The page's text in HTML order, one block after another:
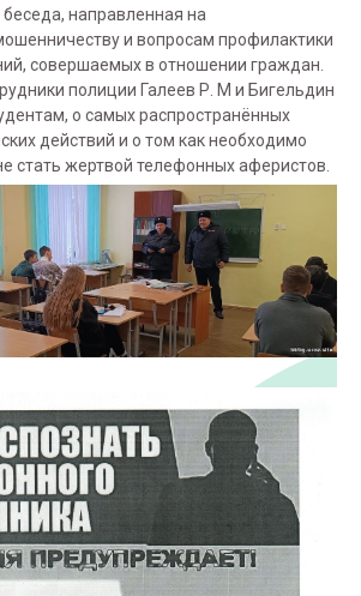
направленная на
и вопросам профилактики
совершаемых в отношении граждан.
полиции Галеев Р. М и Бигельдин
о самых распространённых
действий и о том как необходимо
стать жертвой телефонных аферистов.